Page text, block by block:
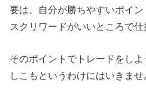
要は、自分が勝ちやすいポイ
スクリワードがいいところで仕
そのポイントでトレードをし
しこもというわけにはいきませ